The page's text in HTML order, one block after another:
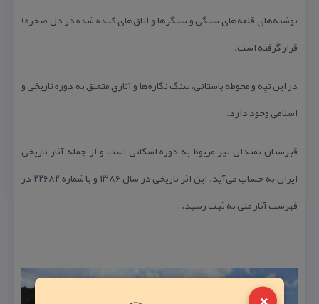
نوشته‌های قلعه‌های سنگی و سنگرها و اتاق‌های كنده شده در دل صخره)
قرار گرفته است.
در این تپه و محوطه باستانی، سنگ نگاره‌ها و آثاری متعلق به دوره تاریخی و
اسلامی وجود دارد.
قبرستان تمندان نیز مربوط به دوره اشكانی است و از جمله آثار تاریخی
ایران به حساب می‌آید. این اثر تاریخی در سال ۱۳۸۶ و با شماره ۲۲۶۸۲ در
فهرست آثار ملی به ثبت رسید.